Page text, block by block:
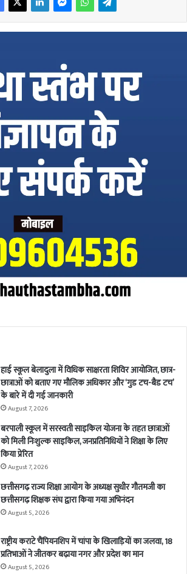
हाई स्कूल बेलादुला में विधिक साक्षरता शिविर आयोजित, छात्र-
छात्राओं को बताए गए मौलिक अधिकार और ‘गुड टच-बैड टच’
के बारे में दी गई जानकारी
August 7, 2026
बरपाली स्कूल में सरस्वती साइकिल योजना के तहत छात्राओं
को मिली निःशुल्क साइकिल, जनप्रतिनिधियों ने शिक्षा के लिए
किया प्रेरित
August 7, 2026
छत्तीसगढ़ राज्य शिक्षा आयोग के अध्यक्ष सुधीर गौतमजी का
छत्तीसगढ़ शिक्षक संघ द्वारा किया गया अभिनंदन
August 5, 2026
राष्ट्रीय कराटे चैंपियनशिप में चांपा के खिलाड़ियों का जलवा, 18
प्रतिभाओं ने जीतकर बढ़ाया नगर और प्रदेश का मान
August 5, 2026